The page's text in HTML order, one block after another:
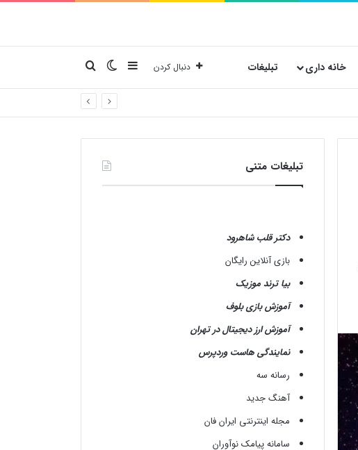
خانه داری تبلیغات دنبال کردن نوارکناریتغییر پوسته
جستجو برای
تبلیغات متنی
دکتر قلب شاهرود
بازی آنلاین رایگان
بیا ترند موزیک
آموزش بازی بلوف
آموزش ارز دیجیتال در تهران
نمایندگی هاست وردپرس
رسانه سه
آهنگ جدید
مجله اینترنتی ایران فان
سامانه پیامک نوآوران